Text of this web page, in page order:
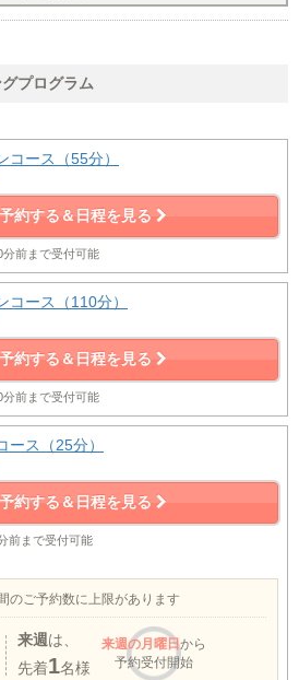
プログラム
コース（55分）
予約する＆日程を見る
分前まで受付可能
コース（110分）
予約する＆日程を見る
分前まで受付可能
ース（25分）
予約する＆日程を見る
前まで受付可能
のご予約数に上限があります
来週 は、
先着1名様
来週の月曜日から
予約受付開始